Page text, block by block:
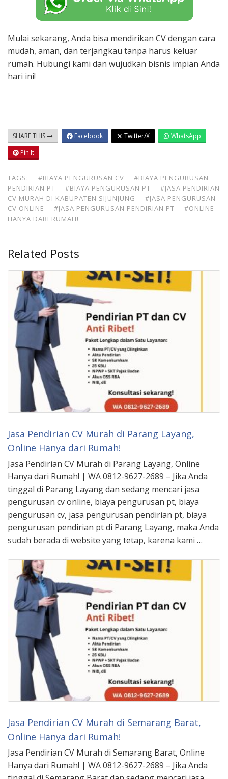
Mulai sekarang, Anda bisa mendirikan CV dengan cara
mudah, aman, dan terjangkau tanpa harus keluar
rumah. Hubungi kami dan wujudkan bisnis impian Anda
hari ini!
SHARE THIS Facebook Twitter/X
WhatsApp
Pin It
TAGS: #BIAYA PENGURUSAN CV
#BIAYA PENGURUSAN
PENDIRIAN PT
#BIAYA PENGURUSAN PT
#JASA PENDIRIAN
CV MURAH DI KABUPATEN SIJUNJUNG
#JASA PENGURUSAN
CV ONLINE
#JASA PENGURUSAN PENDIRIAN PT
#ONLINE
HANYA DARI RUMAH!
Related Posts
Jasa Pendirian CV Murah di Parang Layang,
Online Hanya dari Rumah!
Jasa Pendirian CV Murah di Parang Layang, Online
Hanya dari Rumah! | WA 0812-9627-2689 – Jika Anda
tinggal di Parang Layang dan sedang mencari jasa
pengurusan cv online, biaya pengurusan pt, biaya
pengurusan cv, jasa pengurusan pendirian pt, biaya
pengurusan pendirian pt di Parang Layang, maka Anda
sudah berada di website yang tetap, karena kami …
Jasa Pendirian CV Murah di Semarang Barat,
Online Hanya dari Rumah!
Jasa Pendirian CV Murah di Semarang Barat, Online
Hanya dari Rumah! | WA 0812-9627-2689 – Jika Anda